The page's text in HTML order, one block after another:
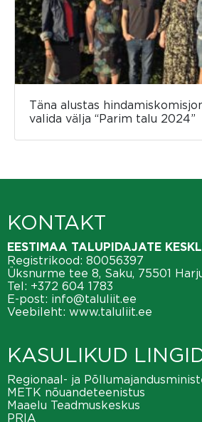
Täna alustas
valida välja “Parim talu 2024”
KONTAKT
EESTIMAA TALUPIDAJATE
Registrikood: 80056397
Üksnurme tee 8, Saku, 75501
Tel: +372 604 1783
E-post: info@taluliit.ee
Veebileht: www.taluliit.ee
KASULIKUD
Regionaal- ja
METK nõuandeteenistus
Maaelu Teadmuskeskus
PRIA